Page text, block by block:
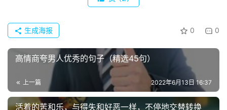
句
经
歌
词
0 0
生成海报
高情商夸男人优秀的句子（精选45句）
上一篇 2022年6月13日 16:37
活着的苦和乐，与得失和好恶一样，不停地交替转换